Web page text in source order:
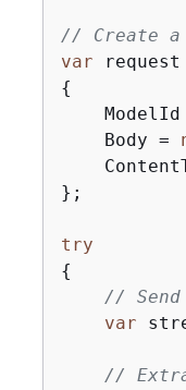
// Create a
var request
{
ModelId
    Body =
};
try
{
//
var
//